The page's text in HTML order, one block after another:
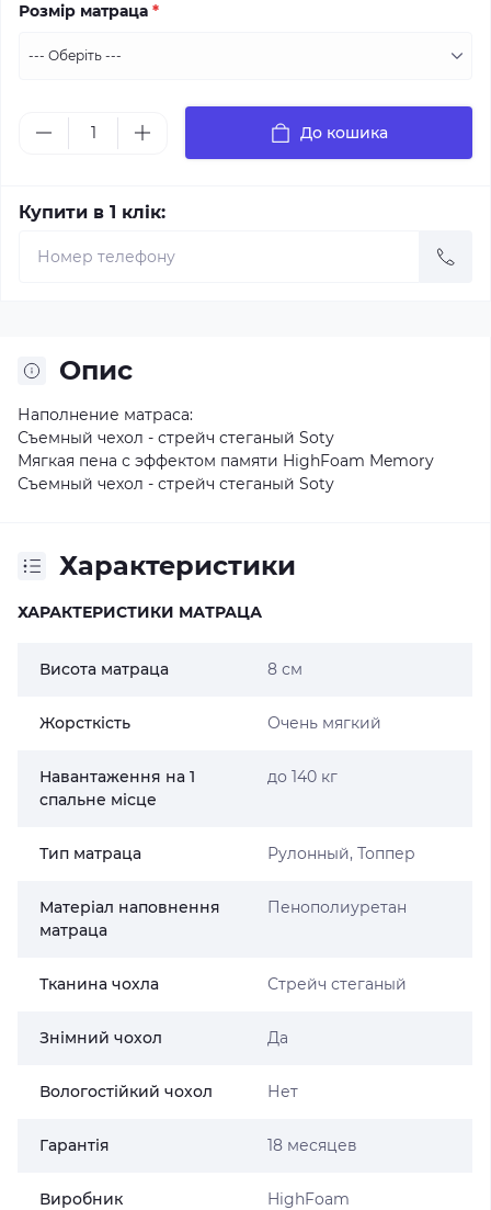
Розмір матраца *
До кошика
Купити в 1 клік:
Опис
Наполнение матраса:
Съемный чехол - стрейч стеганый Soty
Мягкая пена с эффектом памяти HighFoam Memory
Съемный чехол - стрейч стеганый Soty
Характеристики
ХАРАКТЕРИСТИКИ МАТРАЦА
Висота матраца 8 см
Жорсткість Очень мягкий
Навантаження на 1
спальне місце
до 140 кг
Тип матраца Рулонный, Топпер
Матеріал наповнення
матраца
Пенополиуретан
Тканина чохла Стрейч стеганый
Знімний чохол Да
Вологостійкий чохол Нет
Гарантія 18 месяцев
Виробник HighFoam